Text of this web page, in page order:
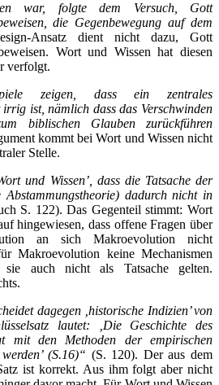
war, folgte dem Versuch, Gott
die Gegenbewegung auf dem
Ansatz dient nicht dazu, Gott
Wort und Wissen hat diesen
verfolgt.
zeigen, dass ein zentrales
ist, nämlich dass das Verschwinden
biblischen Glauben zurückführen
kommt bei Wort und Wissen nicht
Stelle.
und Wissen’, dass die Tatsache der
Abstammungstheorie) dadurch nicht in
S. 122). Das Gegenteil stimmt: Wort
hingewiesen, dass offene Fragen über
an sich Makroevolution nicht
Makroevolution keine Mechanismen
sie auch nicht als Tatsache gelten.
dagegen ‚historische Indizien’ von
lautet: ‚Die Geschichte des
mit den Methoden der empirischen
(S.16)“ (S. 120). Der aus dem
ist korrekt. Aus ihm folgt aber nicht